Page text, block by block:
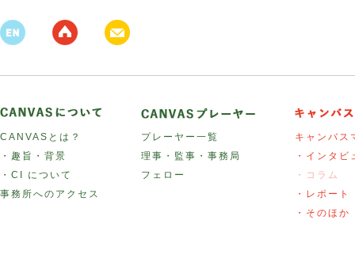
CANVASとは？
・趣旨・背景
・CI について
事務所へのアクセス
プレーヤー一覧
理事・監事・事務局
フェロー
キャンバス
・インタビ
・コラム
・レポート
・そのほか